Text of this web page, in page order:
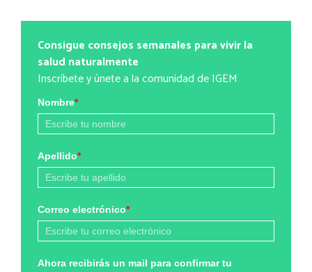
Consigue consejos semanales para vivir la
salud naturalmente
Inscríbete y únete a la comunidad de IGEM
Nombre*
Apellido*
Correo electrónico*
Ahora recibirás un mail para confirmar tu